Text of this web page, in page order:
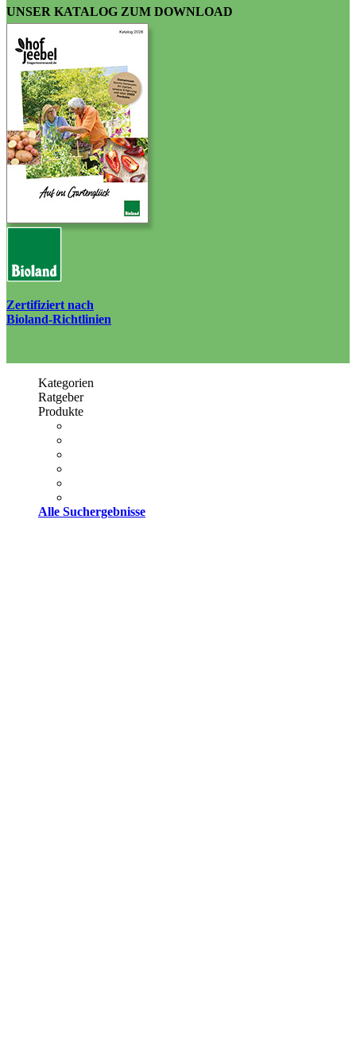
UNSER KATALOG ZUM DOWNLOAD
Zertifiziert nach
Bioland-Richtlinien
Kategorien
Ratgeber
Produkte
Alle Suchergebnisse